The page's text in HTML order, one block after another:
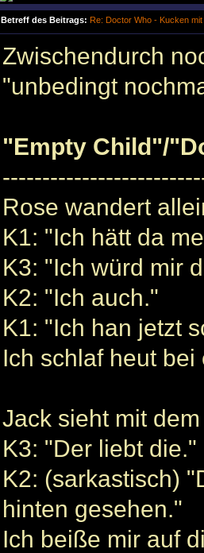
Betreff des Beitrags: Re: Doctor Who - Kucken mit
Zwischendurch
"unbedingt
"Empty Child"/
Rose wandert
K1: "Ich hätt da
K3: "Ich würd mir
K2: "Ich auch."
K1: "Ich han jetzt
Ich schlaf heut bei
Jack sieht mit
K3: "Der liebt die."
K2: (sarkastisch)
hinten gesehen."
Ich beiße mir auf